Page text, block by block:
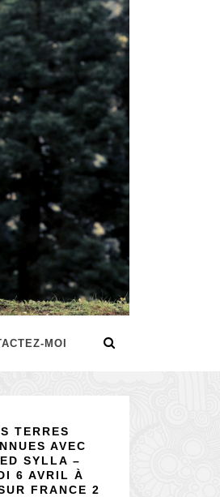
MOI
TERRES
AVEC
SYLLA –
6 AVRIL À
FRANCE 2